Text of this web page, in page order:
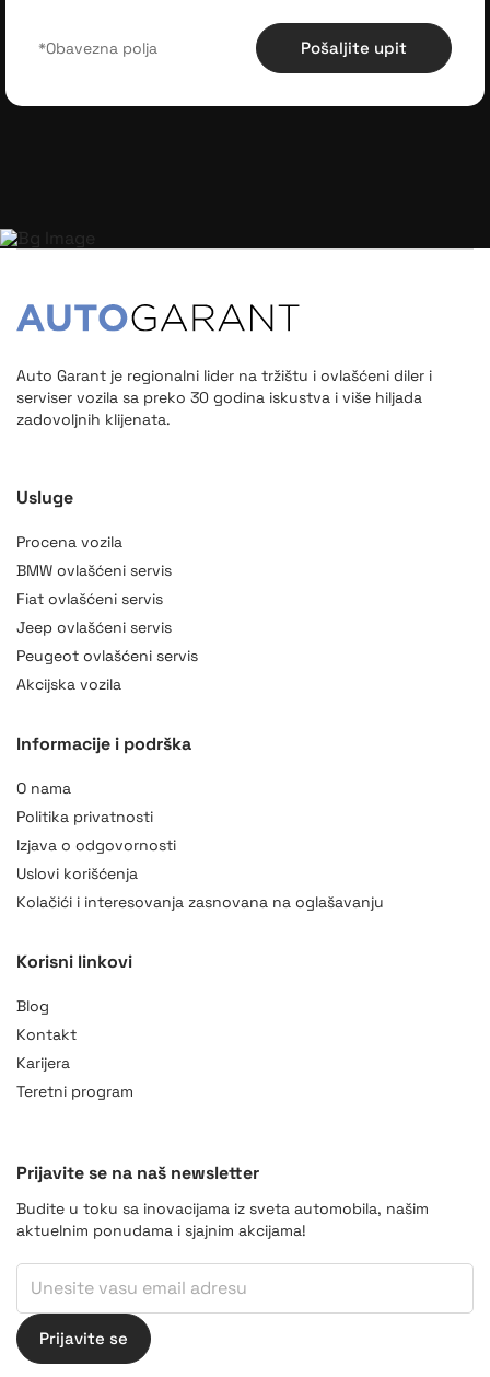
Pošaljite upit
Auto Garant je regionalni lider na tržištu i ovlašćeni diler i
serviser vozila sa preko 30 godina iskustva i više hiljada
zadovoljnih klijenata.
Usluge
Procena vozila
BMW ovlašćeni servis
Fiat ovlašćeni servis
Jeep ovlašćeni servis
Peugeot ovlašćeni servis
Akcijska vozila
Informacije i podrška
O nama
Politika privatnosti
Izjava o odgovornosti
Uslovi korišćenja
Kolačići i interesovanja zasnovana na oglašavanju
Korisni linkovi
Blog
Kontakt
Karijera
Teretni program
Prijavite se na naš newsletter
Budite u toku sa inovacijama iz sveta automobila, našim
aktuelnim ponudama i sjajnim akcijama!
Email
Email
Email
Prijavite se